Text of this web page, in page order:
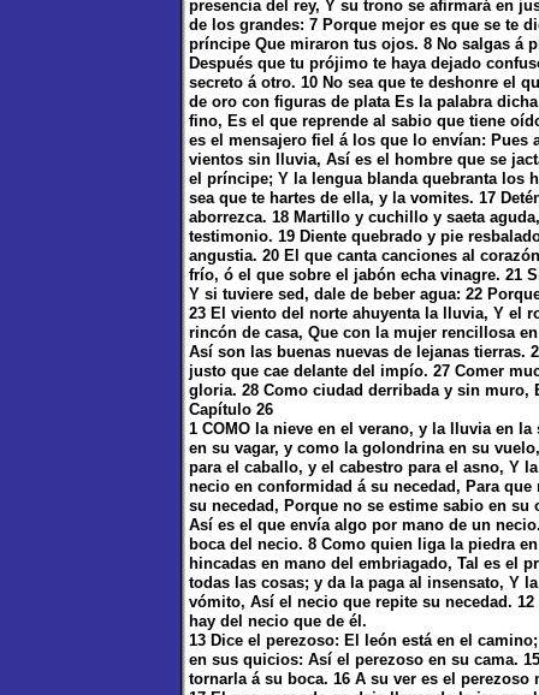
presencia del rey, Y su trono se afirmará en
de los grandes: 7 Porque mejor es que se te
príncipe Que miraron tus ojos. 8 No salgas á
Después que tu prójimo te haya dejado
secreto á otro. 10 No sea que te deshonre el
de oro con figuras de plata Es la palabra
fino, Es el que reprende al sabio que tiene
es el mensajero fiel á los que lo envían: Pues
vientos sin lluvia, Así es el hombre que se
el príncipe; Y la lengua blanda quebranta los
sea que te hartes de ella, y la vomites. 17
aborrezca. 18 Martillo y cuchillo y saeta
testimonio. 19 Diente quebrado y pie
angustia. 20 El que canta canciones al
frío, ó el que sobre el jabón echa vinagre. 21
Y si tuviere sed, dale de beber agua: 22
23 El viento del norte ahuyenta la lluvia, Y el
rincón de casa, Que con la mujer rencillosa
Así son las buenas nuevas de lejanas tierras.
justo que cae delante del impío. 27 Comer
gloria. 28 Como ciudad derribada y sin
Capítulo 26
1 COMO la nieve en el verano, y la lluvia en
en su vagar, y como la golondrina en su
para el caballo, y el cabestro para el asno, Y
necio en conformidad á su necedad, Para
su necedad, Porque no se estime sabio en
Así es el que envía algo por mano de un
boca del necio. 8 Como quien liga la piedra
hincadas en mano del embriagado, Tal es el
todas las cosas; y da la paga al insensato, Y
vómito, Así el necio que repite su necedad.
hay del necio que de él.
13 Dice el perezoso: El león está en el
en sus quicios: Así el perezoso en su cama.
tornarla á su boca. 16 A su ver es el